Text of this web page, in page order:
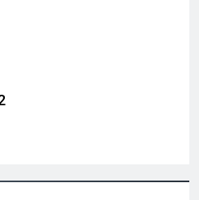
1965
2 Years Ago